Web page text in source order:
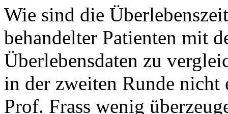
Wie sind die
behandelter Patienten mit
Überlebensdaten zu
in der zweiten Runde
Prof. Frass wenig